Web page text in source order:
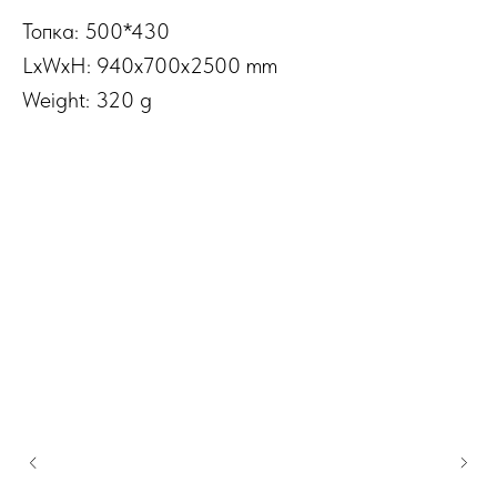
Топка: 500*430
LxWxH: 940x700x2500 mm
Weight: 320 g